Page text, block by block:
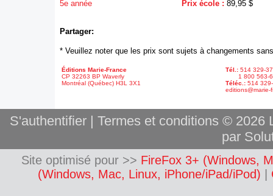
5e année
Prix école : 89,95 $
Partager:
* Veuillez noter que les prix sont sujets à changements
Éditions Marie-France
CP 32263 BP Waverly
Montréal (Québec) H3L 3X1
Tél.: 514 329-
1 800 563-
Téléc.: 514
editions@marie-
S'authentifier| Termes et conditions © 2026
par
Site optimisé pour >> FireFox 3+ (Windows,
(Windows, Mac, Linux, iPhone/iPad/iPod)